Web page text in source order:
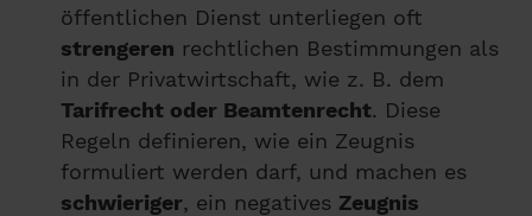
öffentlichen Dienst unterliegen oft
strengeren rechtlichen Bestimmungen als
in der Privatwirtschaft, wie z. B. dem
Tarifrecht oder Beamtenrecht. Diese
Regeln definieren, wie ein Zeugnis
formuliert werden darf, und machen es
schwieriger, ein negatives Zeugnis